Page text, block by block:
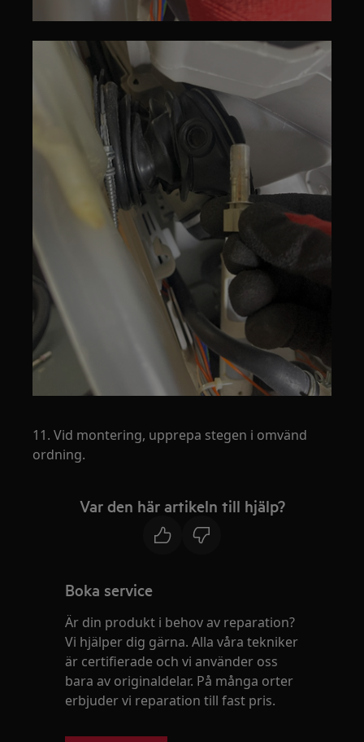
11. Vid montering, upprepa stegen i omvänd
ordning.
Var den här artikeln till hjälp?
Boka service
Är din produkt i behov av reparation?
Vi hjälper dig gärna. Alla våra tekniker
är certifierade och vi använder oss
bara av originaldelar. På många orter
erbjuder vi reparation till fast pris.